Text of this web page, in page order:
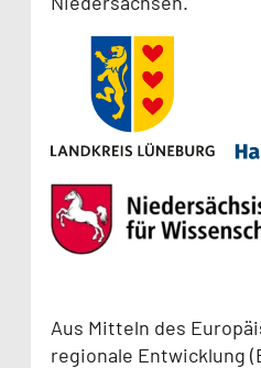
Aus Mitteln des
regionale Entwicklung